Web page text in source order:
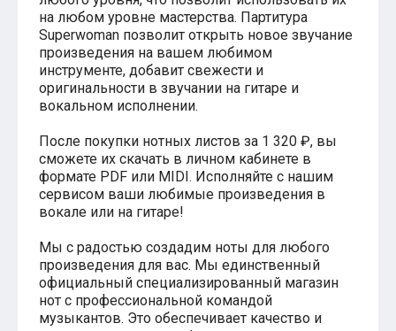
Величайший шоумен
Звездные войны
Ла ла Ленд
Ромео и Джульетта (1968)
Бумер
Аладдин (2019)
Брат-2
Властелин колец: Братство Кольца
Гордость и предубеждение
Классическая музыка
Времена года - Вивальди
Сонаты Бетховена
Ноты для вальса
Из мультфильмов
Король лев
Холодное сердце
на любом уровне мастерства. Партитура
Superwoman позволит открыть новое звучание
произведения на вашем любимом
инструменте, добавит свежести и
оригинальности в звучании на гитаре и
вокальном исполнении.
После покупки нотных листов за 1 320 ₽, вы
сможете их скачать в личном кабинете в
формате PDF или MIDI. Исполняйте с нашим
сервисом ваши любимые произведения в
вокале или на гитаре!
Мы с радостью создадим ноты для любого
произведения для вас. Мы единственный
официальный специализированный магазин
нот с профессиональной командой
музыкантов. Это обеспечивает качество и